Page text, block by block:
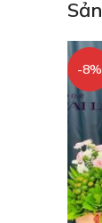
-8%